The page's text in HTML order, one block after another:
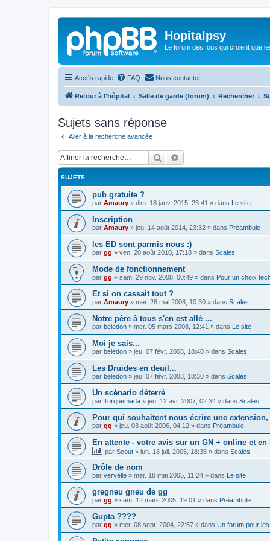
Hopitalpsy
Le forum des fous qui croient que
Accès rapide FAQ Nous contacter
Retour à l'hôpital Salle de garde (forum) Rechercher
Sujets sans réponse
Aller à la recherche avancée
Rechercher
SUJETS
pub gratuite ?
par Amaury » dim. 18 janv. 2015, 23:41 » dans Le site
Inscription
par Amaury » jeu. 14 août 2014, 23:32 » dans Préambule
les ED sont parmis nous :)
par gg » ven. 20 août 2010, 17:18 » dans Scales
Mode de fonctionnement
par gg » sam. 29 nov. 2008, 00:49 » dans Pour un choix
Et si on cassait tout ?
par Amaury » mer. 28 mai 2008, 10:30 » dans Scales
Notre père à tous s'en est allé ...
par beledon » mer. 05 mars 2008, 12:41 » dans Le site
Moi je sais...
par beledon » jeu. 07 févr. 2008, 18:40 » dans Scales
Les Druides en deuil...
par beledon » jeu. 07 févr. 2008, 18:30 » dans Scales
Un scénario déterré
par Torquemada » jeu. 12 avr. 2007, 02:34 » dans Scales
Pour qui souhaitent nous écrire une
par gg » jeu. 03 août 2006, 04:12 » dans Préambule
En attente - votre avis sur un GN + online et en
par Scout » lun. 18 juil. 2005, 18:35 » dans Scales
Drôle de nom
par vervelle » mer. 18 mai 2005, 11:24 » dans Le site
gregneu gneu de gg
par gg » sam. 12 mars 2005, 19:01 » dans Préambule
Gupta ????
par gg » mer. 08 sept. 2004, 22:57 » dans Un forum pour